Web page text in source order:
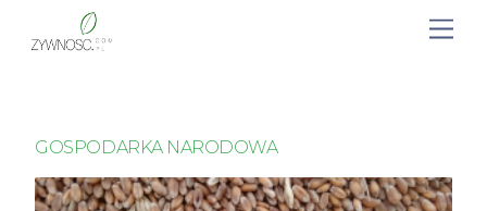
GOSPODARKA NARODOWA